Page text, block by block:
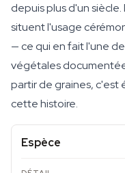
depuis plus d'un
situent l'usage
— ce qui en fait l'une
végétales
partir de graines, c'est
cette histoire.
Espèce